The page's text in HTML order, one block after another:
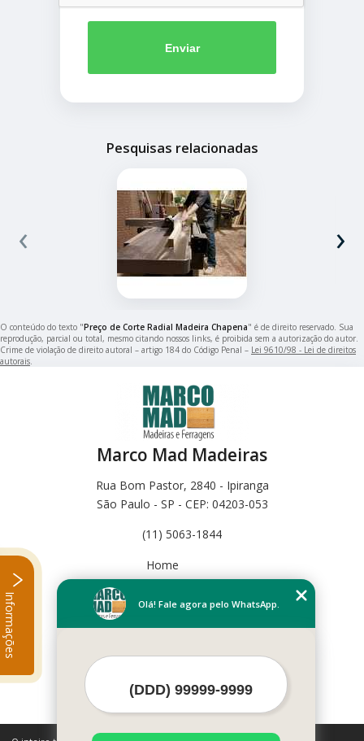
Enviar
Pesquisas relacionadas
‹ ›
O conteúdo do texto "Preço de Corte Radial Madeira Chapena" é de direito reservado. Sua
reprodução, parcial ou total, mesmo citando nossos links, é proibida sem a autorização do autor.
Crime de violação de direito autoral – artigo 184 do Código Penal – Lei 9610/98 - Lei de direitos
autorais.
Marco Mad Madeiras
Rua Bom Pastor, 2840 - Ipiranga
São Paulo - SP - CEP: 04203-053
(11) 5063-1844
Home
Empresa
Missão
Mapa do site
Olá! Fale agora pelo WhatsApp.
Informações